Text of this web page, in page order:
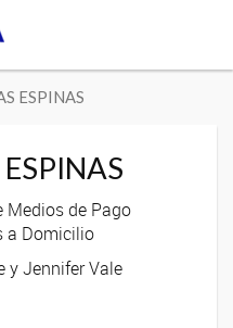
ESPINAS
Medios de Pago
a Domicilio
y Jennifer Vale